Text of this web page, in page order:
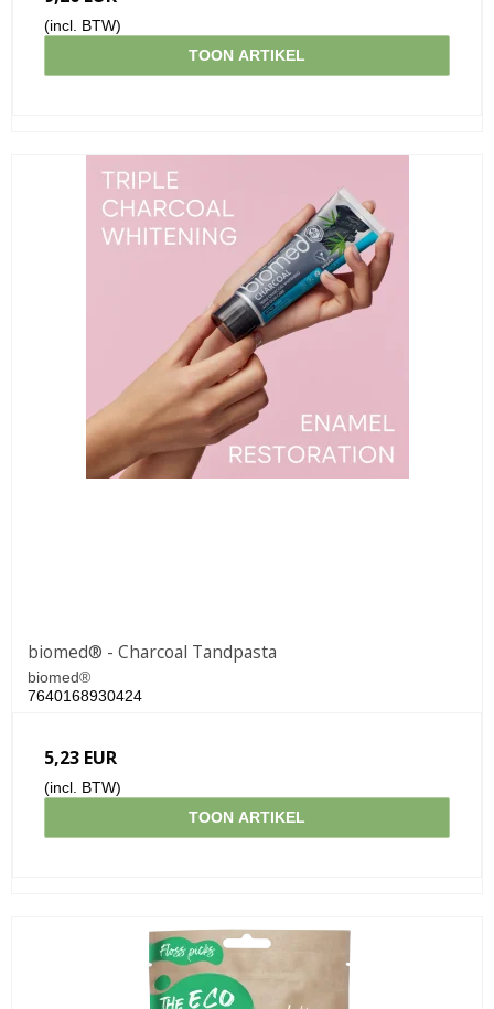
(incl. BTW)
TOON ARTIKEL
biomed® - Charcoal Tandpasta
biomed®
7640168930424
5,23 EUR
(incl. BTW)
TOON ARTIKEL